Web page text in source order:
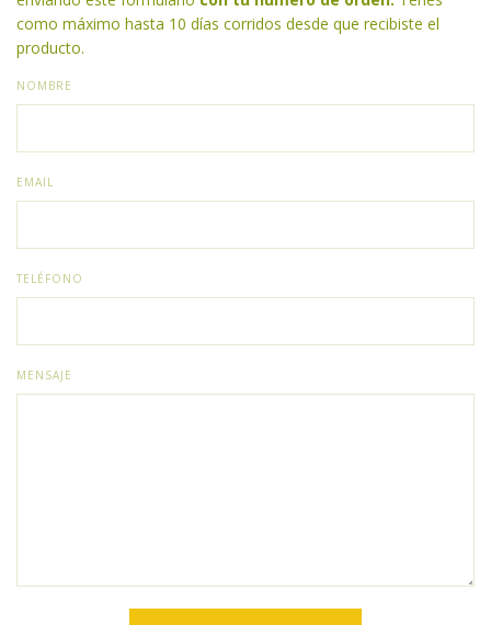
como máximo hasta 10 días corridos desde que recibiste el
producto.
NOMBRE
EMAIL
TELÉFONO
MENSAJE